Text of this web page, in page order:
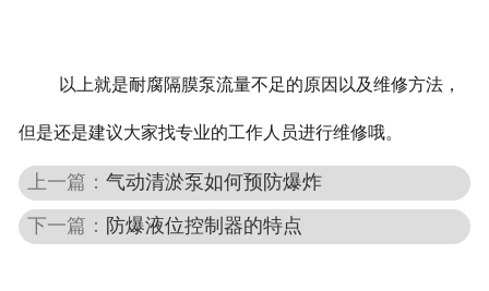
以上就是耐腐隔膜泵流量不足的原因以及维修方法，
但是还是建议大家找专业的工作人员进行维修哦。
上一篇：气动清淤泵如何预防爆炸
下一篇： 防爆液位控制器的特点